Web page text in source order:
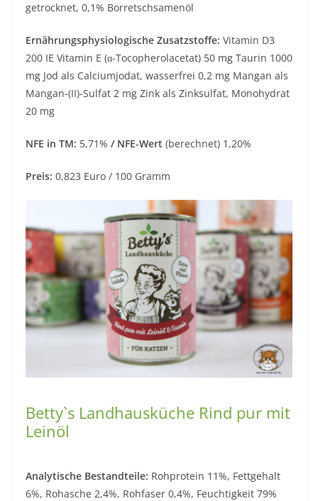
getrocknet, 0,1% Borretschsamenöl
Ernährungsphysiologische Zusatzstoffe: Vitamin D3
200 IE Vitamin E (α-Tocopherolacetat) 50 mg Taurin 1000
mg Jod als Calciumjodat, wasserfrei 0,2 mg Mangan als
Mangan-(II)-Sulfat 2 mg Zink als Zinksulfat, Monohydrat
20 mg
NFE in TM: 5,71% / NFE-Wert (berechnet) 1,20%
Preis: 0,823 Euro / 100 Gramm
Betty`s Landhausküche Rind pur mit
Leinöl
Analytische Bestandteile: Rohprotein 11%, Fettgehalt
6%, Rohasche 2,4%, Rohfaser 0,4%, Feuchtigkeit 79%